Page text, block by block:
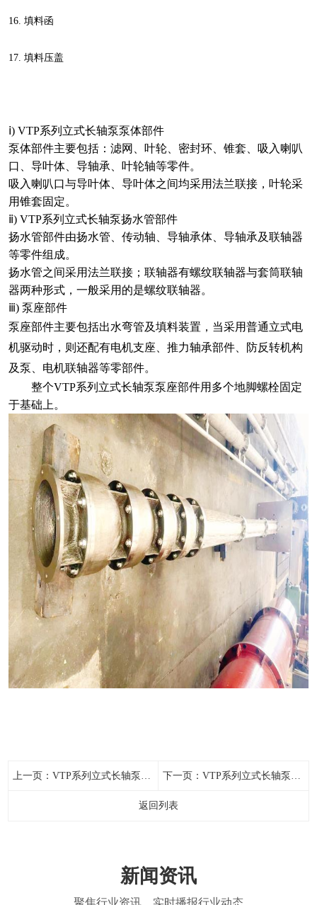
16. 填料函
17. 填料压盖
ⅰ) VTP系列立式长轴泵泵体部件
泵体部件主要包括：滤网、叶轮、密封环、锥套、吸入喇叭
口、导叶体、导轴承、叶轮轴等零件。
吸入喇叭口与导叶体、导叶体之间均采用法兰联接，叶轮采
用锥套固定。
ⅱ) VTP系列立式长轴泵扬水管部件
扬水管部件由扬水管、传动轴、导轴承体、导轴承及联轴器
等零件组成。
扬水管之间采用法兰联接；联轴器有螺纹联轴器与套筒联轴
器两种形式，一般采用的是螺纹联轴器。
ⅲ) 泵座部件
泵座部件主要包括出水弯管及填料装置，当采用普通立式电
机驱动时，则还配有电机支座、推力轴承部件、防反转机构
及泵、电机联轴器等零部件。
整个VTP系列立式长轴泵泵座部件用多个地脚螺栓固定
于基础上。
上一页： VTP系列立式长轴泵使用条件 下一页： ​VTP系列立式长轴泵安装
返回列表
新闻资讯